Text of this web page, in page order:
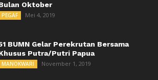
Oktober
PEGAF Mei 4, 2019
BUMN Gelar Perekrutan Bersama
Putra/Putri Papua
MANOKWARI November 1, 2019